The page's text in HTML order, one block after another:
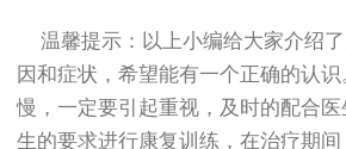
温馨提示：以上小编给大家介绍
因和症状，希望能有一个正确的认
慢，一定要引起重视，及时的配合
生的要求进行康复训练，在治疗期